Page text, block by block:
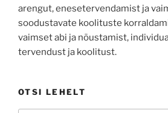
arengut, enesetervendamist ja
soodustavate koolituste
vaimset abi ja nõustamist,
tervendust ja koolitust.
OTSI LEHELT